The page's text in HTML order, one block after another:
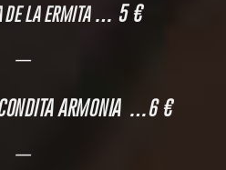
DE LA ERMITA… 5 €
—
ARMONIA …6 €
—